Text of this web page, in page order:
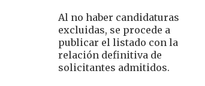
Al no haber candidaturas
excluidas, se procede a
publicar el listado con la
relación definitiva de
solicitantes admitidos.